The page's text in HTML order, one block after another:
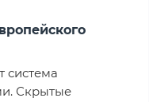
система
Скрытые